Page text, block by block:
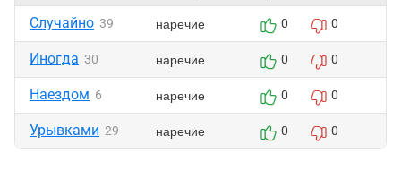
Случайно 39 наречие 0 0
Иногда 30 наречие 0 0
Наездом 6 наречие 0 0
Урывками 29 наречие 0 0